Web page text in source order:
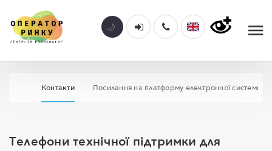
Контакти Посилання на платформу електронної системи
Телефони технічної підтримки для